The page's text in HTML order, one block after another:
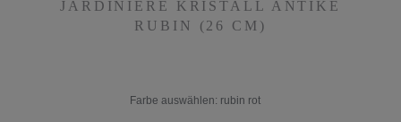
JARDINIERE KRISTALL ANTIKE
RUBIN (26 CM)
Farbe auswählen: rubin rot
RUBIN (26 CM)